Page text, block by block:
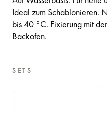
Ideal zum Schablonieren.
bis 40 °C. Fixierung mit
Backofen.
SETS